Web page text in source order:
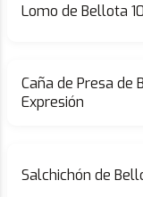
Lomo de Bellota
Caña de Presa de
Expresión
Salchichón de